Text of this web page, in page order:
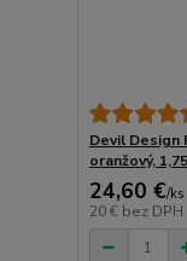
Devil Design
oranžový,
24,60 €/ks
20 € bez DPH